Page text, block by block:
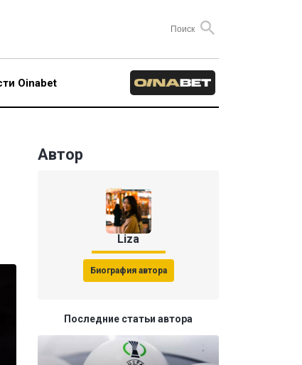
Oinabet
Автор
Liza
Биография автора
Последние статьи автора